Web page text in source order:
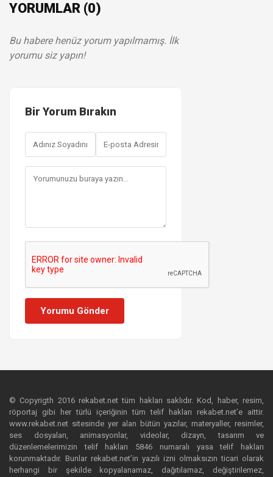
YORUMLAR (0)
Bu habere henüz yorum yapılmamış. İlk
yorumu siz yapın!
Bir Yorum Bırakın
Yorumu Gönder
© Copyrigth 2016 rekabet.net tüm hakları saklıdır. Kod, haber, resim,
röportaj gibi her türlü içeriğinin tüm telif hakları rekabet.net’e aittir.
www.rekabet.net sitesinde yer alan bütün yazılar, materyaller, resimler,
ses dosyaları, animasyonlar, videolar, dizayn, tasarım ve
düzenlemelerimizin telif hakları 5846 numaralı yasa telif hakları
korunmaktadır. Bunlar rekabet.net’in yazılı izni olmaksızın ticari olarak
herhangi bir şekilde kopyalanamaz, dağıtılamaz, değiştirilemez,